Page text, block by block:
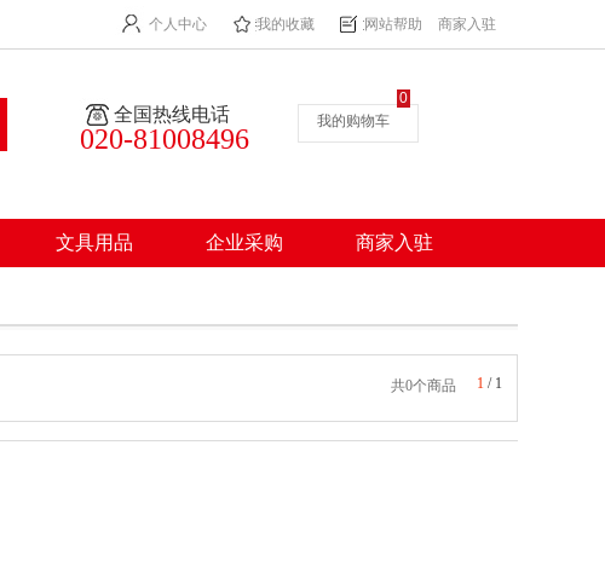
个人中心 我的收藏 网站帮助 商家入驻
全国热线电话
020-81008496
我的购物车
0
文具用品 企业采购 商家入驻
共0个商品 1 / 1